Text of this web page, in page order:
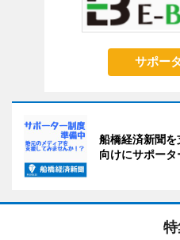
サポー
船橋経済新聞
向けにサポータ